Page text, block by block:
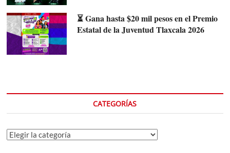
⏳ Gana hasta $20 mil pesos en el Premio
Estatal de la Juventud Tlaxcala 2026
CATEGORÍAS
Categorías